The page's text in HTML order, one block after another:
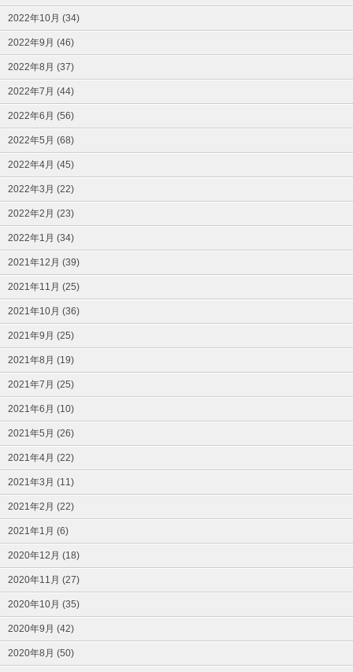
2022年10月 (34)
2022年9月 (46)
2022年8月 (37)
2022年7月 (44)
2022年6月 (56)
2022年5月 (68)
2022年4月 (45)
2022年3月 (22)
2022年2月 (23)
2022年1月 (34)
2021年12月 (39)
2021年11月 (25)
2021年10月 (36)
2021年9月 (25)
2021年8月 (19)
2021年7月 (25)
2021年6月 (10)
2021年5月 (26)
2021年4月 (22)
2021年3月 (11)
2021年2月 (22)
2021年1月 (6)
2020年12月 (18)
2020年11月 (27)
2020年10月 (35)
2020年9月 (42)
2020年8月 (50)